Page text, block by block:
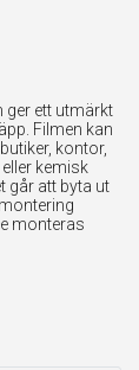
ger ett utmärkt
Filmen kan
kontor,
kemisk
går att byta ut
monteras